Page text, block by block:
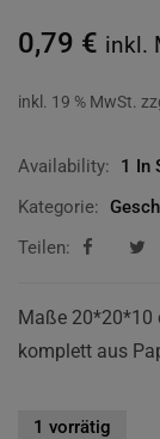
0,79 € inkl.
inkl. 19 % MwSt.
Availability:
1 In
Kategorie:
Teilen:
Maße 20*20*10
komplett aus
1 vorrätig